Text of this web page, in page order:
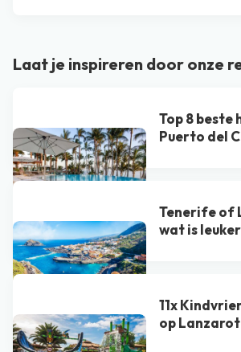
Laat je inspireren door onze
Top 8 beste
Puerto del
Tenerife of
wat is
11x
op